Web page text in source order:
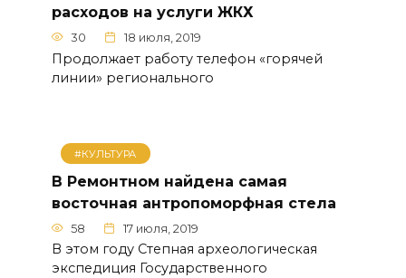
расходов на услуги ЖКХ
30 18 июля, 2019
Продолжает работу телефон «горячей
линии» регионального
#КУЛЬТУРА
В Ремонтном найдена самая
восточная антропоморфная стела
58 17 июля, 2019
В этом году Степная археологическая
экспедиция Государственного